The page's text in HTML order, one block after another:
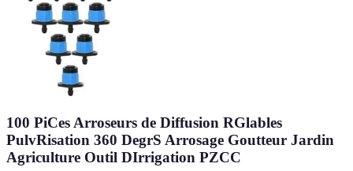
100 PiCes Arroseurs de Diffusion RGlables
PulvRisation 360 DegrS Arrosage Goutteur Jardin
Agriculture Outil DIrrigation PZCC